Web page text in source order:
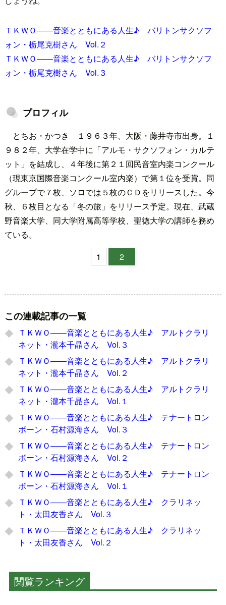
ＴＫＷＯ――音楽とともにある人生♪ バリトンサクソフ
ォン・栃尾克樹さん Vol.２
ＴＫＷＯ――音楽とともにある人生♪ バリトンサクソフ
ォン・栃尾克樹さん Vol.３
プロフィル
とちお・かつき １９６３年、大阪・藤井寺市出身。１
９８２年、大学在学中に「アルモ・サクソフォン・カルテ
ット」を結成し、４年後に第２１回民音室内楽コンクール
（現東京国際音楽コンクール室内楽）で第１位を受賞。同
グループで７枚、ソロでは５枚のＣＤをリリースした。今
秋、６枚目となる「冬の旅」をリリース予定。現在、武蔵
野音楽大学、同大学附属高等学校、聖徳大学の講師を務め
ている。
1
2
この連載記事の一覧
ＴＫＷＯ――音楽とともにある人生♪ アルトクラリ
ネット・瀧本千晶さん Vol.３
ＴＫＷＯ――音楽とともにある人生♪ アルトクラリ
ネット・瀧本千晶さん Vol.２
ＴＫＷＯ――音楽とともにある人生♪ アルトクラリ
ネット・瀧本千晶さん Vol.１
ＴＫＷＯ――音楽とともにある人生♪ テナートロン
ボーン・石村源海さん Vol.３
ＴＫＷＯ――音楽とともにある人生♪ テナートロン
ボーン・石村源海さん Vol.２
ＴＫＷＯ――音楽とともにある人生♪ テナートロン
ボーン・石村源海さん Vol.１
ＴＫＷＯ――音楽とともにある人生♪ クラリネッ
ト・太田友香さん Vol.３
ＴＫＷＯ――音楽とともにある人生♪ クラリネッ
ト・太田友香さん Vol.２
閲覧ランキング